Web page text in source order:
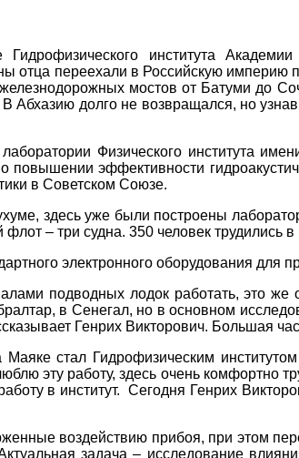
института
отца переехали в Российскую
мостов от Батуми до
В Абхазию долго не возвращался, но
Физического института
эффективности
в Советском Союзе.
здесь уже были построены
– три судна. 350 человек трудились в
электронного оборудования для
подводных лодок работать, это
в Сенегал, но в основном
Генрих Викторович. Большая
стал Гидрофизическим
эту работу, здесь очень комфортно
в институт.
Сегодня Генрих
воздействию прибоя, при этом
задача – исследование